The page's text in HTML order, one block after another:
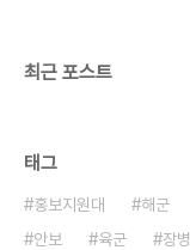
최근 포스트
태그
홍보지원대 해군
안보
육군 장병